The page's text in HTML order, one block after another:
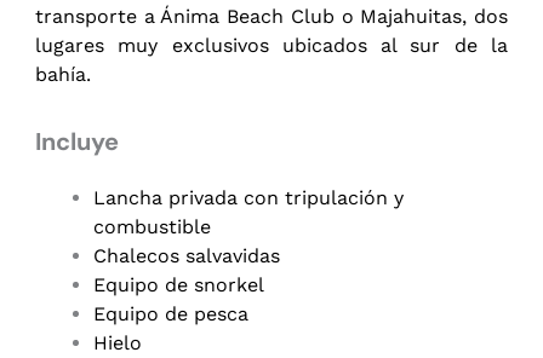
transporte a Ánima Beach Club o Majahuitas, dos
lugares muy exclusivos ubicados al sur de la
bahía.
Incluye
Lancha privada con tripulación y
combustible
Chalecos salvavidas
Equipo de snorkel
Equipo de pesca
Hielo